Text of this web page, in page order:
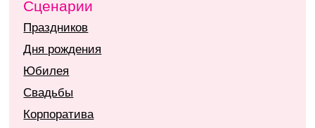
Сценарии
Праздников
Дня рождения
Юбилея
Свадьбы
Корпоратива